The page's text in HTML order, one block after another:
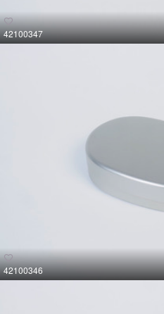
42100347
42100346